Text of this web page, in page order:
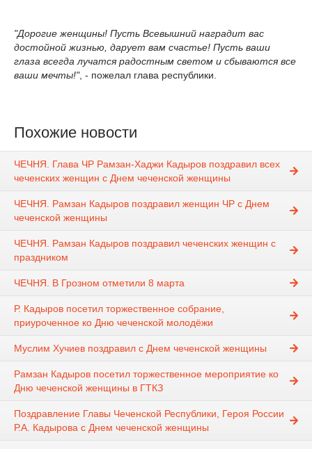
"Дорогие женщины! Пусть Всевышний наградит вас
достойной жизнью, дарует вам счастье! Пусть ваши
глаза всегда лучатся радостным светом и сбываются все
ваши мечты!", - пожелал глава республики.
Похожие новости
ЧЕЧНЯ. Глава ЧР Рамзан-Хаджи Кадыров поздравил всех
чеченских женщин с Днем чеченской женщины
ЧЕЧНЯ. Рамзан Кадыров поздравил женщин ЧР с Днем
чеченской женщины
ЧЕЧНЯ. Рамзан Кадыров поздравил чеченских женщин с
праздником
ЧЕЧНЯ. В Грозном отметили 8 марта
Р. Кадыров посетил торжественное собрание,
приуроченное ко Дню чеченской молодёжи
Муслим Хучиев поздравил с Днем чеченской женщины
Рамзан Кадыров посетил торжественное мероприятие ко
Дню чеченской женщины в ГТКЗ
Поздравление Главы Чеченской Республики, Героя России
Р.А. Кадырова с Днем чеченской женщины